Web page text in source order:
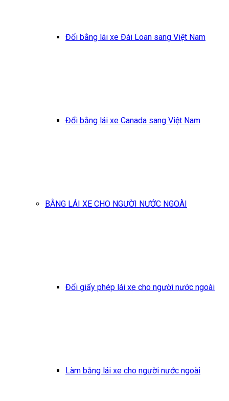
Đổi bằng lái xe Đài Loan sang Việt Nam
Đổi bằng lái xe Canada sang Việt Nam
BẰNG LÁI XE CHO NGƯỜI NƯỚC NGOÀI
Đổi giấy phép lái xe cho người nước ngoài
Làm bằng lái xe cho người nước ngoài